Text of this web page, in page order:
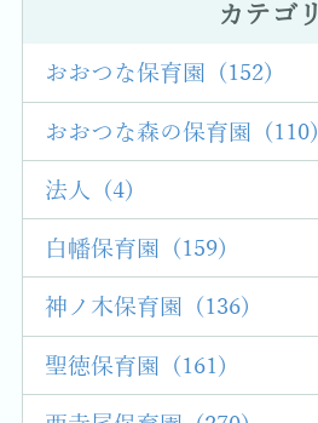
カテゴリ
おおつな保育園 (152)
おおつな森の保育園 (110)
法人 (4)
白幡保育園 (159)
神ノ木保育園 (136)
聖徳保育園 (161)